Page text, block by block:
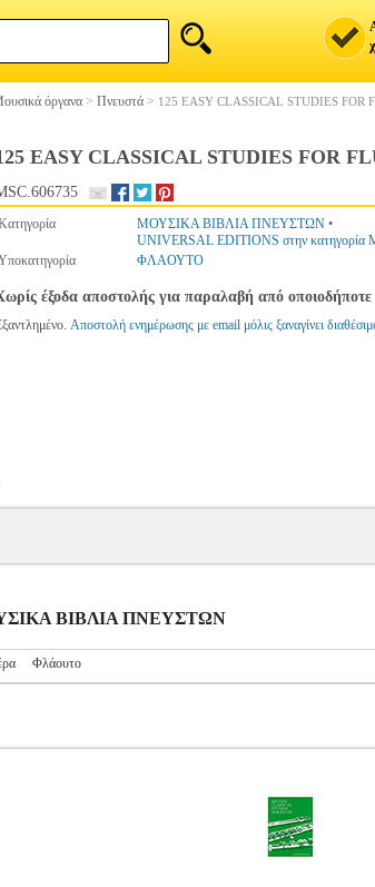
όργανα > Πνευστά > 125 EASY CLASSICAL STUDIES FOR
EASY CLASSICAL STUDIES FOR
ΜΟΥΣΙΚΑ ΒΙΒΛΙΑ ΠΝΕΥΣΤΩΝ •
UNIVERSAL EDITIONS στην
ΦΛΑΟΥΤΟ
έξοδα αποστολής για παραλαβή από
Αποστολή ενημέρωσης με email μόλις ξαναγίνει
ΒΙΒΛΙΑ ΠΝΕΥΣΤΩΝ
Φλάουτο